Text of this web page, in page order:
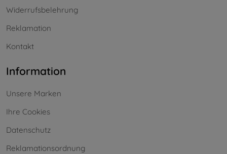
Widerrufsbelehrung
Reklamation
Kontakt
Information
Unsere Marken
Ihre Cookies
Datenschutz
Reklamationsordnung